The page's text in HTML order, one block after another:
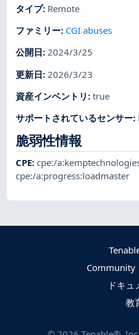
タイプ: Remote
ファミリー: CGI abuses
公開日:2024/3/25
更新日: 2026/3/23
資産インベントリ :true
サポートされているセンサー:
脆弱性情報
CPE:cpe:/
cpe:/a:progress:loadmaster
Community
ドキュ
教